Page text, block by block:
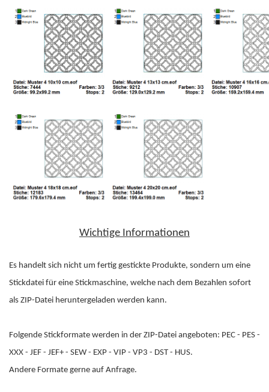
Wichtige Informationen
Es handelt sich nicht um fertig gestickte Produkte, sondern um eine
Stickdatei für eine Stickmaschine, welche nach dem Bezahlen sofort
als ZIP-Datei heruntergeladen werden kann.
Folgende Stickformate werden in der ZIP-Datei angeboten: PEC - PES -
XXX - JEF - JEF+ - SEW - EXP - VIP - VP3 - DST - HUS.
Andere Formate gerne auf Anfrage.